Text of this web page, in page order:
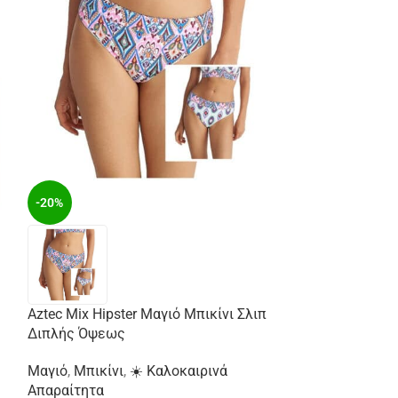
-20%
Aztec Mix Hipster Μαγιό Μπικίνι Σλιπ
Διπλής Όψεως
Μαγιό, Μπικίνι, ☀️ Καλοκαιρινά
Απαραίτητα